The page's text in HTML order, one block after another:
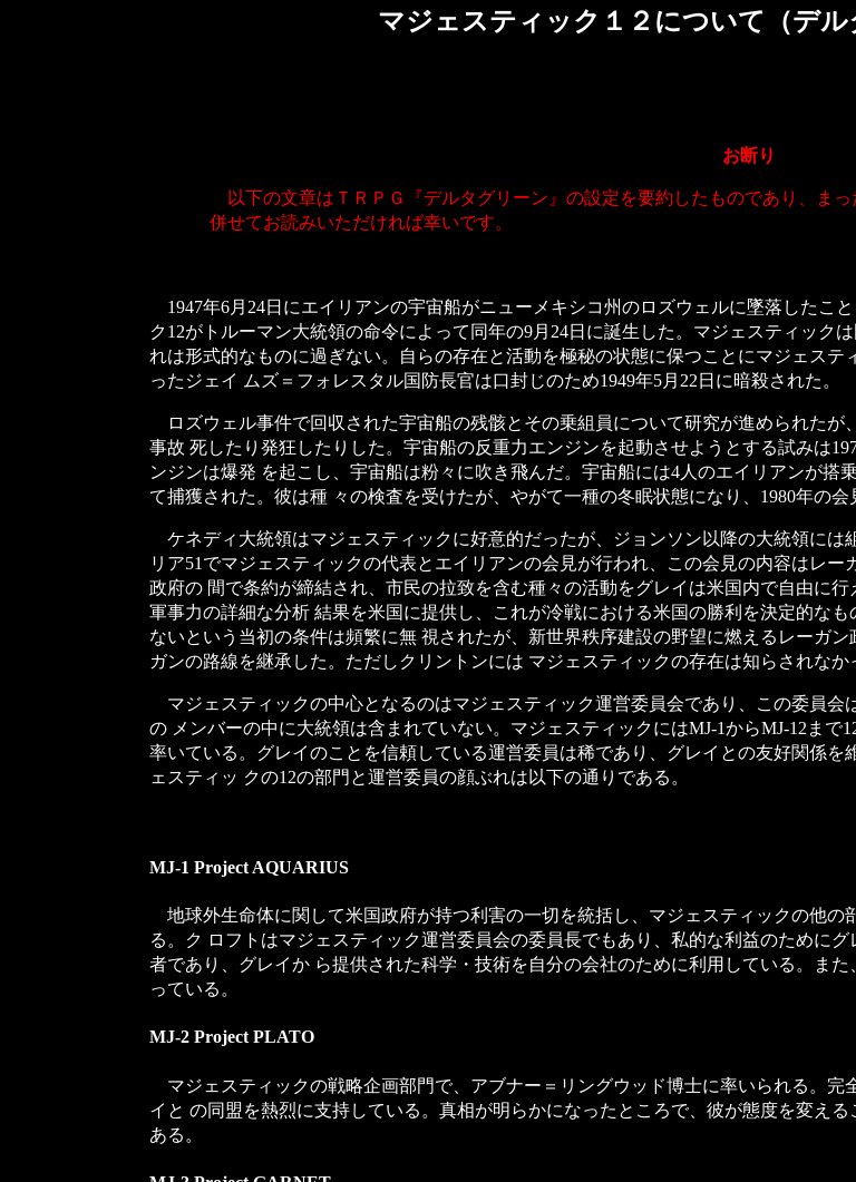
マジェスティック１２について（デル
お断り
以下の文章はＴＲＰＧ『デルタグリーン』の設定を要約したものであり、まっ
併せてお読みいただければ幸いです。
1947年6月24日にエイリアンの宇宙船がニューメキシコ州のロズウェルに墜落したこ
ク12がトルーマン大統領の命令によって同年の9月24日に誕生した。マジェスティック
れは形式的なものに過ぎない。自らの存在と活動を極秘の状態に保つことにマジェス
ったジェイ ムズ＝フォレスタル国防長官は口封じのため1949年5月22日に暗殺された。
ロズウェル事件で回収された宇宙船の残骸とその乗組員について研究が進められた
事故 死したり発狂したりした。宇宙船の反重力エンジンを起動させようとする試みは
ンジンは爆発 を起こし、宇宙船は粉々に吹き飛んだ。宇宙船には4人のエイリアンが搭
て捕獲された。彼は種 々の検査を受けたが、やがて一種の冬眠状態になり、1980年の
ケネディ大統領はマジェスティックに好意的だったが、ジョンソン以降の大統領には
リア51でマジェスティックの代表とエイリアンの会見が行われ、この会見の内容はレ
政府の 間で条約が締結され、市民の拉致を含む種々の活動をグレイは米国内で自由に
軍事力の詳細な分析 結果を米国に提供し、これが冷戦における米国の勝利を決定的な
ないという当初の条件は頻繁に無 視されたが、新世界秩序建設の野望に燃えるレーガ
ガンの路線を継承した。ただしクリントンには マジェスティックの存在は知らされな
マジェスティックの中心となるのはマジェスティック運営委員会であり、この委員会
の メンバーの中に大統領は含まれていない。マジェスティックにはMJ-1からMJ-12ま
率いている。グレイのことを信頼している運営委員は稀であり、グレイとの友好関係
ェスティッ クの12の部門と運営委員の顔ぶれは以下の通りである。
MJ-1 Project AQUARIUS
地球外生命体に関して米国政府が持つ利害の一切を統括し、マジェスティックの他
る。ク ロフトはマジェスティック運営委員会の委員長でもあり、私的な利益のために
者であり、グレイか ら提供された科学・技術を自分の会社のために利用している。ま
っている。
MJ-2 Project PLATO
マジェスティックの戦略企画部門で、アブナー＝リングウッド博士に率いられる。完
イと の同盟を熱烈に支持している。真相が明らかになったところで、彼が態度を変え
ある。